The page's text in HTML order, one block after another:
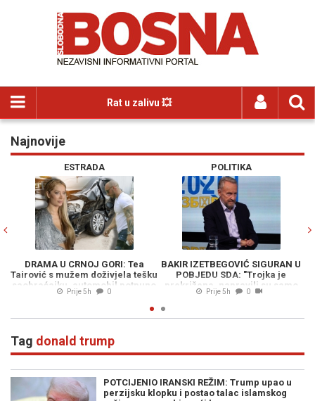
Rat u zalivu 💥
Najnovije
U CRNOJ GORI: Tea
mužem doživjela tešku
automobil potpuno
havarisan0
BAKIR IZETBEGOVIĆ SIGURAN U
POBJEDU SDA: "Trojka je
prekrižena, napravili su samo
belaj" 0
knjižila
Tag donald trump
POTCIJENIO IRANSKI REŽIM: Trump upao u
perzijsku klopku i postao talac islamskog